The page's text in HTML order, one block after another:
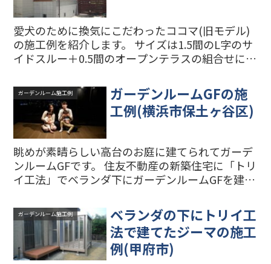
愛犬のために換気にこだわったココマ(旧モデル)
の施工例を紹介します。 サイズは1.5間のL字のサ
イドスルー＋0.5間のオープンテラスの組合せにな
組込みました。 右側面にはリクシルの住宅用のル
ーバ...
ガーデンルーム施工例
ガーデンルームGFの施
工例(横浜市保土ヶ谷区)
眺めが素晴らしい高台のお庭に建てられてガーデ
ンルームGFです。 住友不動産の新築住宅に「トリ
イ工法」でベランダ下にガーデンルームGFを建て
よく気持ちのいい空間になりました。 「トリイ工
法」をベラ...
ガーデンルーム施工例
ベランダの下にトリイ工
法で建てたジーマの施工
例(甲府市)